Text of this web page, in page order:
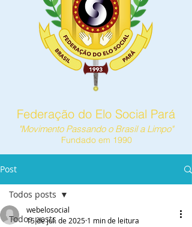
Federação do Elo Social Pará
"Movimento Passando o Brasil a Limpo"
Fundado em 1990
Post
Todos posts
Todos posts
webelosocial
15 de jul. de 2025 1 min de leitura